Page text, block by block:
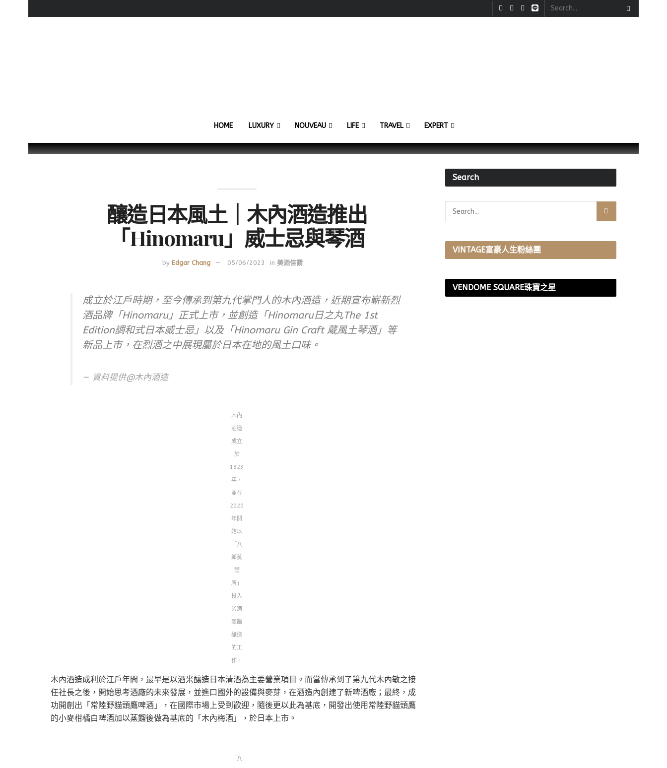
HOME LUXURY NOUVEAU LIFE TRAVEL EXPERT
釀造日本風土｜木內酒造推出
「Hinomaru」威士忌與琴酒
by Edgar Chang 05/06/2023 in 美酒佳餚
成立於江戶時期，至今傳承到第九代掌門人的木內酒造，近期宣布嶄新烈
酒品牌「Hinomaru」正式上市，並創造「Hinomaru日之丸The 1st
Edition調和式日本威士忌」以及「Hinomaru Gin Craft 蔵風土琴酒」等
新品上市，在烈酒之中展現屬於日本在地的風土口味。
資料提供@木內酒造
木內
酒造
成立
於
1823
年，
並在
2020
年開
始以
「八
鄉蒸
餾
所」
投入
劣酒
蒸餾
釀造
的工
作。
木內酒造成利於江戶年間，最早是以酒米釀造日本清酒為主要營業項目。而當傳承到了第九代木內敏之接
任社長之後，開始思考酒廠的未來發展，並進口國外的設備與麥芽，在酒造內創建了新啤酒廠；最終，成
功開創出「常陸野貓頭鷹啤酒」，在國際市場上受到歡迎，隨後更以此為基底，開發出使用常陸野貓頭鷹
的小麥柑橘白啤酒加以蒸餾後做為基底的「木內梅酒」，於日本上市。
「八
Search
VINTAGE富豪人生粉絲團
VENDOME SQUARE珠寶之星